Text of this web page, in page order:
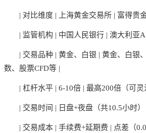
| 对比维度 | 上海黄金交易所 | 富得贵
| 监管机构 | 中国人民银行 | 澳大利亚
| 交易品种 | 黄金、白银 | 黄金、白银
数、股票CFD等 |
| 杠杆水平 | 6-10倍 | 最高200倍（可灵
| 交易时间 | 日盘+夜盘（共10.5小时
| 交易成本 | 手续费+延期费 | 点差（